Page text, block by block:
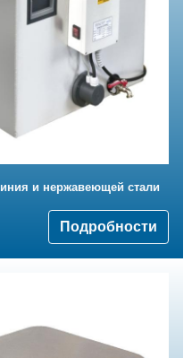
и нержавеющей стали
Подробности